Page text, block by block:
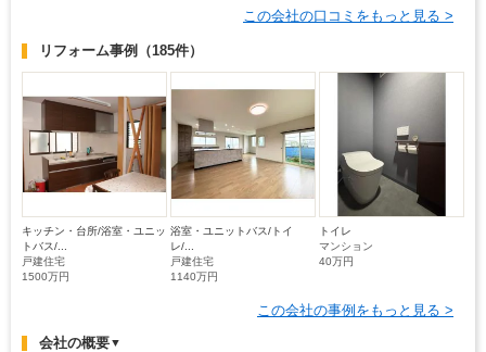
この会社の口コミをもっと見る >
リフォーム事例 （185件）
キッチン・台所/浴室・ユニッ
トバス/...
戸建住宅
1500万円
浴室・ユニットバス/トイ
レ/...
戸建住宅
1140万円
トイレ
マンション
40万円
この会社の事例をもっと見る >
会社の概要▼